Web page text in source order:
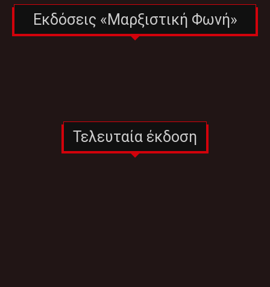
Εκδόσεις «Μαρξιστική Φωνή»
Τελευταία έκδοση